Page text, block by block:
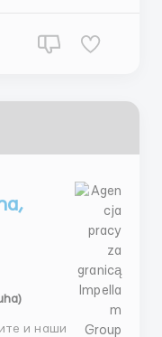
и наши